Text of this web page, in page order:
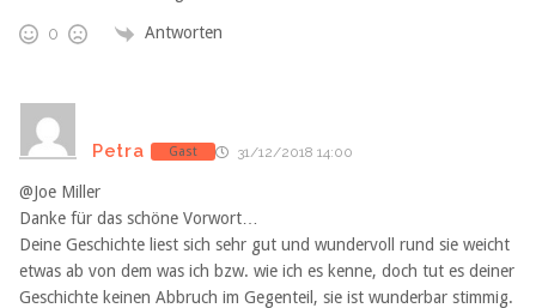
0 Antworten
Petra Gast 31/12/2018 14:00
@Joe Miller
Danke für das schöne Vorwort…
Deine Geschichte liest sich sehr gut und wundervoll rund sie weicht
etwas ab von dem was ich bzw. wie ich es kenne, doch tut es deiner
Geschichte keinen Abbruch im Gegenteil, sie ist wunderbar stimmig.